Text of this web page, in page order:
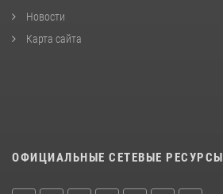
Новости
Карта сайта
ОФИЦИАЛЬНЫЕ СЕТЕВЫЕ РЕСУРСЫ